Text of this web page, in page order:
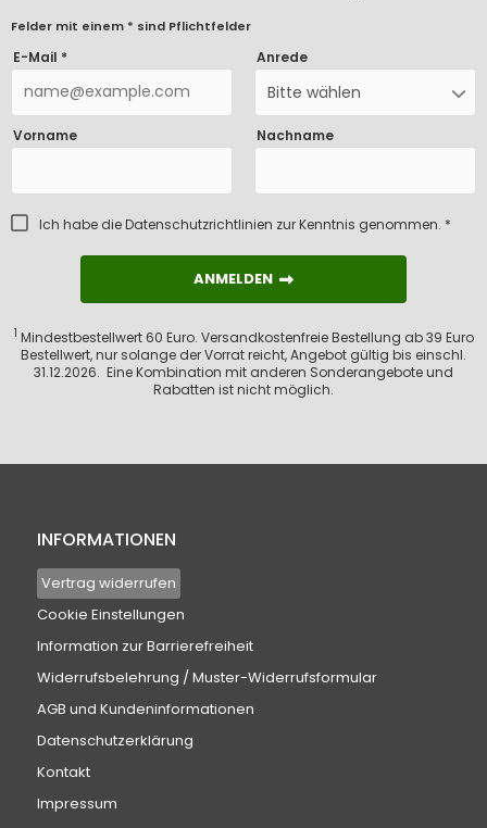
Felder mit einem * sind Pflichtfelder
E-Mail * Anrede
Bitte wählen
Vorname Nachname
Ich habe dieDatenschutzrichtlinien zur Kenntnis genommen. *
ANMELDEN
ANMELDEN
1 Mindestbestellwert 60 Euro. Versandkostenfreie Bestellung ab 39 Euro
Bestellwert, nur solange der Vorrat reicht, Angebot gültig bis einschl.
31.12.2026. Eine Kombination mit anderen Sonderangebote und
Rabatten ist nicht möglich.
INFORMATIONEN
Vertrag widerrufen
Cookie Einstellungen
Information zur Barrierefreiheit
Widerrufsbelehrung / Muster-Widerrufsformular
AGB und Kundeninformationen
Datenschutzerklärung
Kontakt
Impressum